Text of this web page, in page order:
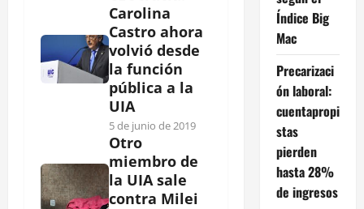
Carolina
Castro ahora
volvió desde
la función
pública a la
UIA
5 de junio de 2019
Otro
miembro de
la UIA sale
contra Milei
Índice Big
Mac
Precarizaci
ón laboral:
cuentapropi
stas
pierden
hasta 28%
de ingresos